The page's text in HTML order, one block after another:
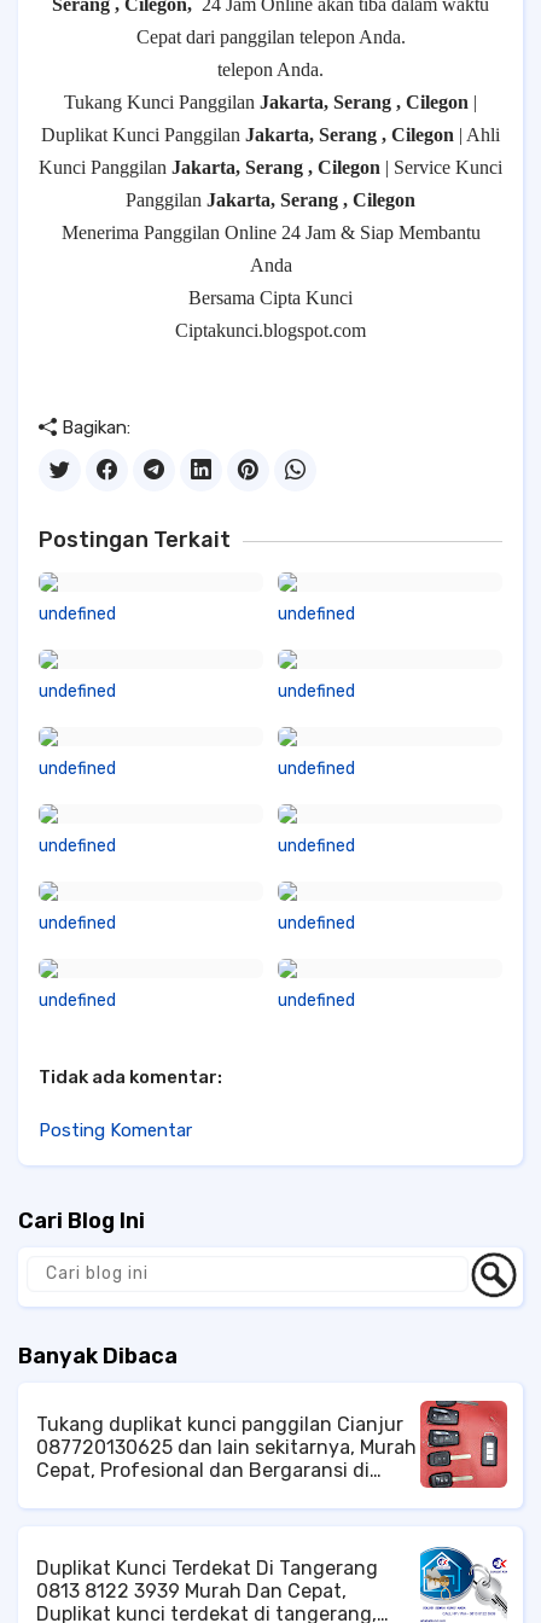
Serang , Cilegon, 24 Jam Online akan tiba dalam waktu
Cepat dari panggilan telepon Anda.
telepon Anda.
Tukang Kunci Panggilan Jakarta, Serang , Cilegon |
Duplikat Kunci Panggilan Jakarta, Serang , Cilegon | Ahli
Kunci Panggilan Jakarta, Serang , Cilegon | Service Kunci
Panggilan Jakarta, Serang , Cilegon
Menerima Panggilan Online 24 Jam & Siap Membantu
Anda
Bersama Cipta Kunci
Ciptakunci.blogspot.com
Bagikan:
Postingan Terkait
undefined undefined
undefined undefined
undefined undefined
undefined undefined
undefined undefined
undefined undefined
Tidak ada komentar:
Posting Komentar
Cari Blog Ini
Banyak Dibaca
Tukang duplikat kunci panggilan Cianjur
087720130625 dan lain sekitarnya, Murah
Cepat, Profesional dan Bergaransi di
Pelayanan di Area Kota Cianjur, Baik
Tingkat Kelurahan Cianjur Ahli Kunci di
Cianjur, Jasa Kunci di Cianjur, Tukang
Kunci di Cianjur, Spesialis Kunci di
Duplikat Kunci Terdekat Di Tangerang
0813 8122 3939 Murah Dan Cepat,
Duplikat kunci terdekat di tangerang,